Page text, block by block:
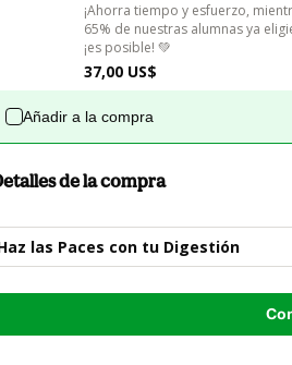
¡Ahorra tiempo y esfuerzo,
65% de nuestras alumnas ya
¡es posible! 💚
37,00 US$
Añadir a la compra
de la compra
las Paces con tu Digestión